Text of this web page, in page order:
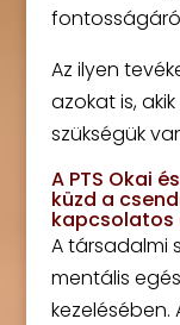
Az ilyen
azokat is,
szükségük
A PTS Okai
küzd a
kapcsolatos
A társadalmi
mentális
kezelésében.